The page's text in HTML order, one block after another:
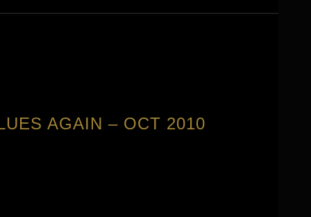
AGAIN – OCT 2010